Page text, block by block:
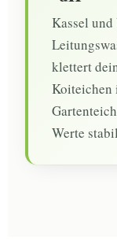
Kassel und
klettert
Koiteichen
Werte